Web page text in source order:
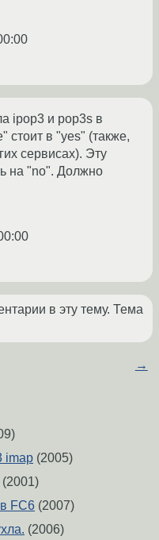
ipop3 и pop3s в
стоит в "yes" (также,
сервисах). Эту
на "no". Должно
в эту тему. Тема
→
imap (2005)
(2001)
FC6 (2007)
(2006)